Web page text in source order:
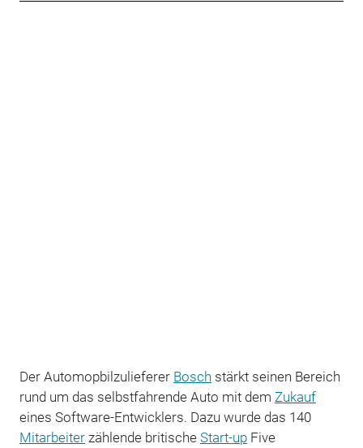
Der Automopbilzulieferer Bosch stärkt seinen Bereich
rund um das selbstfahrende Auto mit dem Zukauf
eines Software-Entwicklers. Dazu wurde das 140
Mitarbeiterzählende britische Start-upFive